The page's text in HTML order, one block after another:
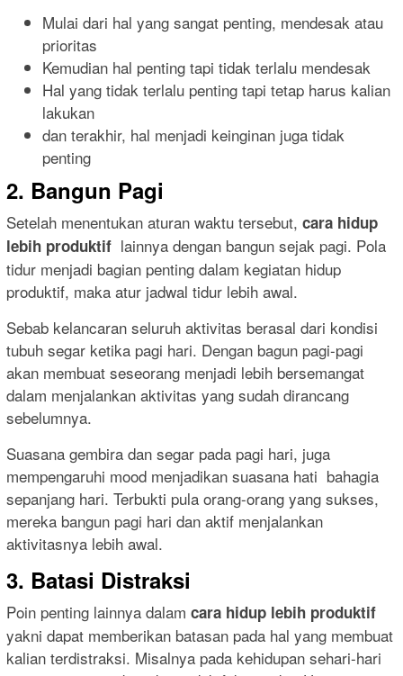
Mulai dari hal yang sangat penting, mendesak atau
prioritas
Kemudian hal penting tapi tidak terlalu mendesak
Hal yang tidak terlalu penting tapi tetap harus kalian
lakukan
dan terakhir, hal menjadi keinginan juga tidak
penting
2. Bangun Pagi
Setelah menentukan aturan waktu tersebut, cara hidup
lebih produktif lainnya dengan bangun sejak pagi. Pola
tidur menjadi bagian penting dalam kegiatan hidup
produktif, maka atur jadwal tidur lebih awal.
Sebab kelancaran seluruh aktivitas berasal dari kondisi
tubuh segar ketika pagi hari. Dengan bagun pagi-pagi
akan membuat seseorang menjadi lebih bersemangat
dalam menjalankan aktivitas yang sudah dirancang
sebelumnya.
Suasana gembira dan segar pada pagi hari, juga
mempengaruhi mood menjadikan suasana hati bahagia
sepanjang hari. Terbukti pula orang-orang yang sukses,
mereka bangun pagi hari dan aktif menjalankan
aktivitasnya lebih awal.
3. Batasi Distraksi
Poin penting lainnya dalam cara hidup lebih produktif
yakni dapat memberikan batasan pada hal yang membuat
kalian terdistraksi. Misalnya pada kehidupan sehari-hari